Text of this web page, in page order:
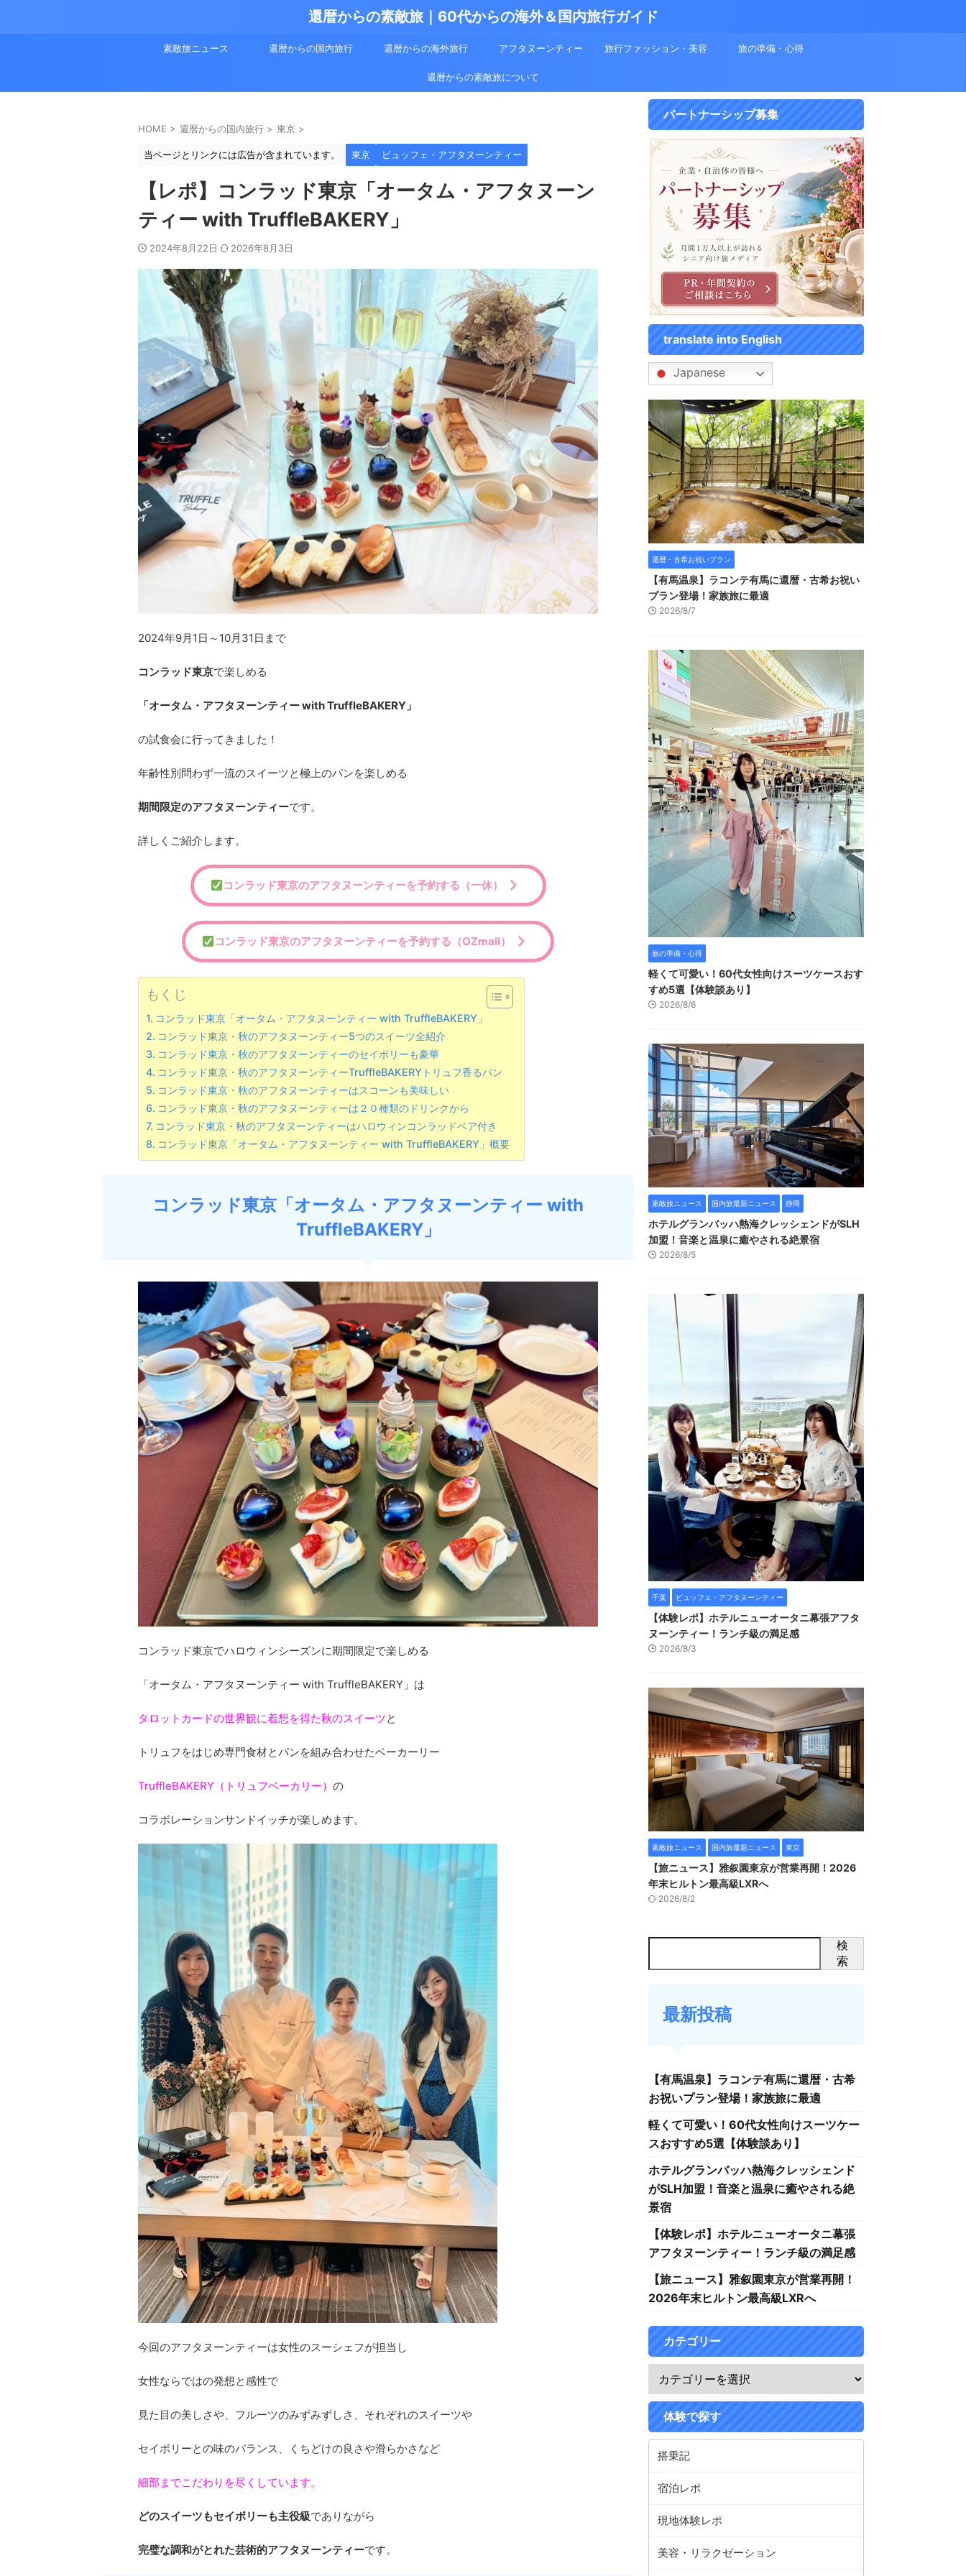
還暦からの素敵旅｜60代からの海外＆国内旅行ガイド
素敵旅ニュース 還暦からの国内旅行 還暦からの海外旅行 アフタヌーンティー 旅行ファッション・美容 旅の準備・心得
還暦からの素敵旅について
HOME > 還暦からの国内旅行 > 東京 >
当ページとリンクには広告が含まれています。 東京 ビュッフェ・アフタヌーンティー
【レポ】コンラッド東京「オータム・アフタヌーン
ティー with TruffleBAKERY」
2024年8月22日 2026年8月3日
2024年9月1日～10月31日まで
コンラッド東京で楽しめる
「オータム・アフタヌーンティー with TruffleBAKERY」
の試食会に行ってきました！
年齢性別問わず一流のスイーツと極上のパンを楽しめる
期間限定のアフタヌーンティーです。
詳しくご紹介します。
コンラッド東京のアフタヌーンティーを予約する（一休）
コンラッド東京のアフタヌーンティーを予約する（OZmall）
もくじ
コンラッド東京「オータム・アフタヌーンティー with TruffleBAKERY」
コンラッド東京・秋のアフタヌーンティー5つのスイーツ全紹介
コンラッド東京・秋のアフタヌーンティーのセイボリーも豪華
コンラッド東京・秋のアフタヌーンティーTruffleBAKERYトリュフ香るパン
コンラッド東京・秋のアフタヌーンティーはスコーンも美味しい
コンラッド東京・秋のアフタヌーンティーは２０種類のドリンクから
コンラッド東京・秋のアフタヌーンティーはハロウィンコンラッドベア付き
コンラッド東京「オータム・アフタヌーンティー with TruffleBAKERY」概要
コンラッド東京「オータム・アフタヌーンティー with
TruffleBAKERY」
コンラッド東京でハロウィンシーズンに期間限定で楽しめる
「オータム・アフタヌーンティー with TruffleBAKERY」は
タロットカードの世界観に着想を得た秋のスイーツと
トリュフをはじめ専門食材とパンを組み合わせたベーカーリー
TruffleBAKERY（トリュフベーカリー） の
コラボレーションサンドイッチが楽しめます。
今回のアフタヌーンティーは女性のスーシェフが担当し
女性ならではの発想と感性で
見た目の美しさや、フルーツのみずみずしさ、それぞれのスイーツや
セイボリーとの味のバランス、くちどけの良さや滑らかさなど
細部までこだわりを尽くしています。
どのスイーツもセイボリーも主役級でありながら
完璧な調和がとれた芸術的アフタヌーンティーです。
パートナーシップ募集
translate into English
Japanese
還暦・古希お祝いプラン
【有馬温泉】ラコンテ有馬に還暦・古希お祝い
プラン登場！家族旅に最適
2026/8/7
旅の準備・心得
軽くて可愛い！60代女性向けスーツケースおす
すめ5選【体験談あり】
2026/8/6
素敵旅ニュース 国内旅最新ニュース 静岡
ホテルグランバッハ熱海クレッシェンドがSLH
加盟！音楽と温泉に癒やされる絶景宿
2026/8/5
千葉 ビュッフェ・アフタヌーンティー
【体験レポ】ホテルニューオータニ幕張アフタ
ヌーンティー！ランチ級の満足感
2026/8/3
素敵旅ニュース 国内旅最新ニュース 東京
【旅ニュース】雅叙園東京が営業再開！2026
年末ヒルトン最高級LXRへ
2026/8/2
検
索
最新投稿
【有馬温泉】ラコンテ有馬に還暦・古希
お祝いプラン登場！家族旅に最適
軽くて可愛い！60代女性向けスーツケー
スおすすめ5選【体験談あり】
ホテルグランバッハ熱海クレッシェンド
がSLH加盟！音楽と温泉に癒やされる絶
景宿
【体験レポ】ホテルニューオータニ幕張
アフタヌーンティー！ランチ級の満足感
【旅ニュース】雅叙園東京が営業再開！
2026年末ヒルトン最高級LXRへ
カテゴリー
体験で探す
搭乗記
宿泊レポ
現地体験レポ
美容・リラクゼーション